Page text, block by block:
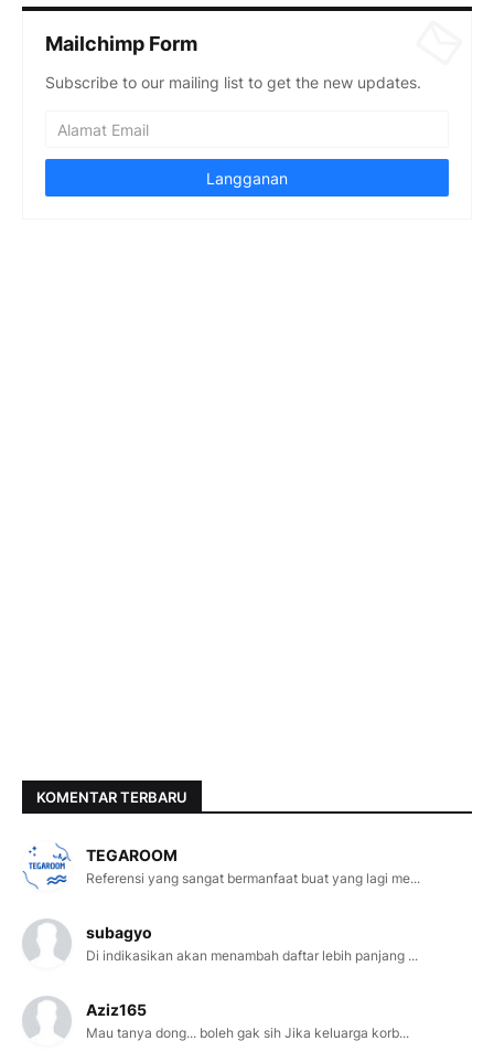
Mailchimp Form
Subscribe to our mailing list to get the new updates.
KOMENTAR TERBARU
TEGAROOM
Referensi yang sangat bermanfaat buat yang lagi me...
subagyo
Di indikasikan akan menambah daftar lebih panjang ...
Aziz165
Mau tanya dong... boleh gak sih Jika keluarga korb...